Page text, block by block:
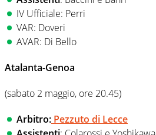
IV Ufficiale: Perri
VAR: Doveri
AVAR: Di Bello
Atalanta-Genoa
(sabato 2 maggio, ore 20.45)
Arbitro: Pezzuto di Lecce